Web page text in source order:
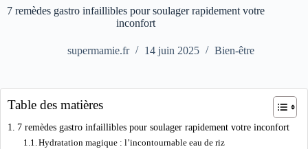
7 remèdes gastro infaillibles pour soulager rapidement votre
inconfort
supermamie.fr 14 juin 2025 Bien-être
Table des matières
7 remèdes gastro infaillibles pour soulager rapidement votre inconfort
Hydratation magique : l’incontournable eau de riz